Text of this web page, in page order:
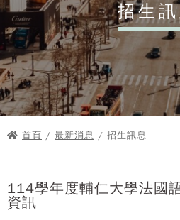
招生
首頁 / 最新消息 / 招生訊息
114學年度輔仁大學法國
資訊